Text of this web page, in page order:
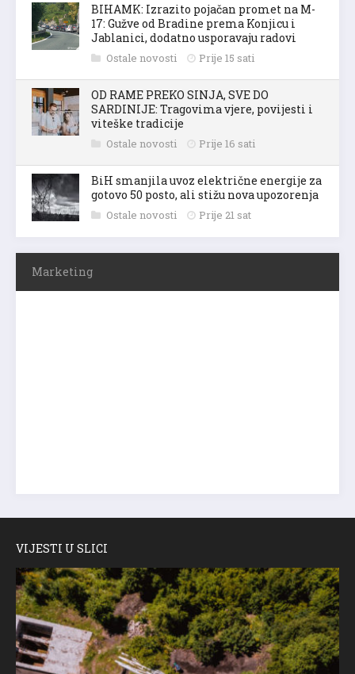
BIHAMK: Izrazito pojačan promet na M-
17: Gužve od Bradine prema Konjicu i
Jablanici, dodatno usporavaju radovi
Ostale novosti Prije 15 sati
OD RAME PREKO SINJA, SVE DO
SARDINIJE: Tragovima vjere, povijesti i
viteške tradicije
Ostale novosti Prije 16 sati
BiH smanjila uvoz električne energije za
gotovo 50 posto, ali stižu nova upozorenja
Ostale novosti Prije 21 sat
Marketing
VIJESTI U SLICI